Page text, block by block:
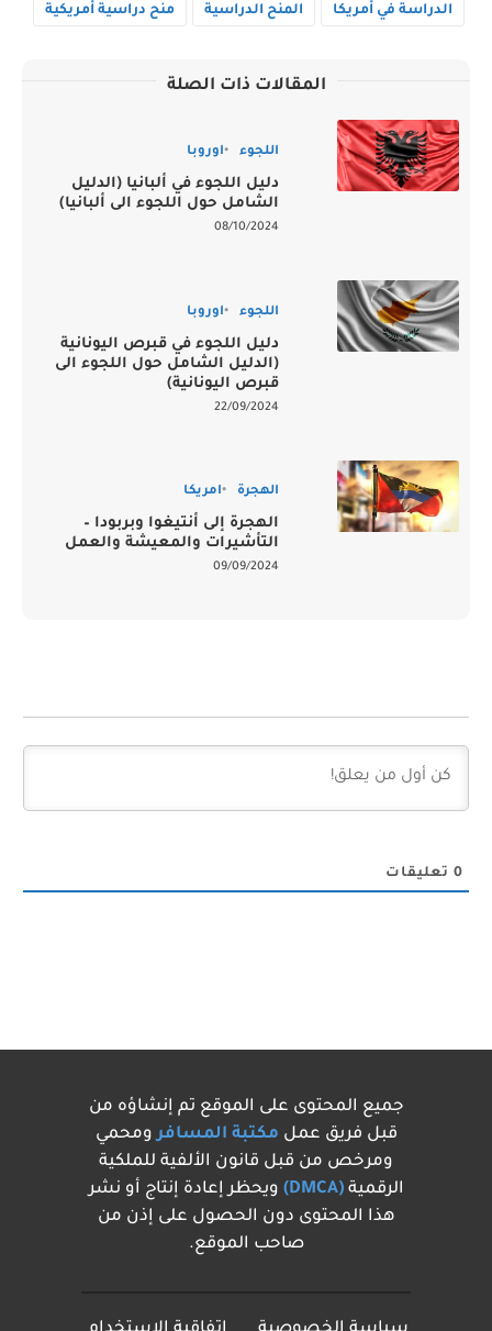
الدراسة في أمريكا المنح الدراسية منح دراسية أمريكية
المقالات ذات الصلة
اللجوء اوروبا
دليل اللجوء في ألبانيا (الدليل
الشامل حول اللجوء الى ألبانيا)
08/10/2024
اللجوء اوروبا
دليل اللجوء في قبرص اليونانية
(الدليل الشامل حول اللجوء الى
قبرص اليونانية)
22/09/2024
الهجرة امريكا
الهجرة إلى أنتيغوا وبربودا –
التأشيرات والمعيشة والعمل
09/09/2024
0 تعليقات
جميع المحتوى على الموقع تم إنشاؤه من
قبل فريق عمل مكتبة المسافر ومحمي
ومرخص من قبل قانون الألفية للملكية
الرقمية(DMCA)
ويحظر إعادة إنتاج أو نشر
هذا المحتوى دون الحصول على إذن من
صاحب الموقع.